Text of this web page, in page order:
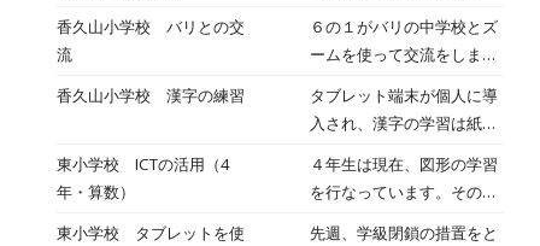
あげられるように、読み手
と聞き手交代しながら、読
み聞かせの練習を行ってい
ました。１年生の皆さん
は、楽しみにしていて下さ
いね。
香久山小学校 バリとの交
流
６の１がバリの中学校とズ
ームを使って交流をしまし
の学校生活の様子を聴き、
後半の１５分で日本の学校
生活や文化紹介をしまし
た。その後、バリダンスを
実際に踊ってもらったり、
香久山小学校 漢字の練習
タブレット端末が個人に導
入され、漢字の学習は紙媒
末のハイブリッドで学習を
進めています。タブレット
端末で書き順を個人で確認
東小学校 ICTの活用（4
年・算数）
４年生は現在、図形の学習
を行なっています。その作
東小学校 タブレットを使
先週、学級閉鎖の措置をと